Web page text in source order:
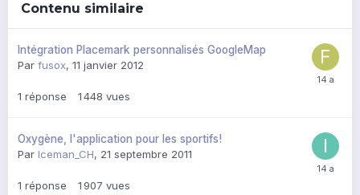
Contenu similaire
Intégration Placemark personnalisés GoogleMap
Par fusox, 11 janvier 2012
1 réponse 1 448 vues
Oxygène, l'application pour les sportifs!
Par Iceman_CH, 21 septembre 2011
1 réponse 1 907 vues